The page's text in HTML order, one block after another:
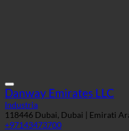
Danway Emirates LLC
Industria
118446 Dubai, Dubai | Emirati
+97143473700